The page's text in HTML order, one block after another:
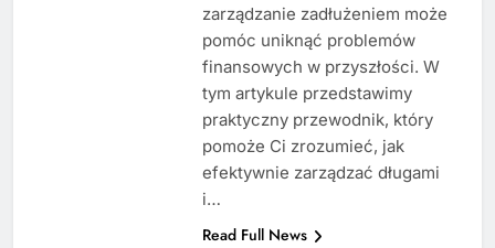
zarządzanie zadłużeniem może
pomóc uniknąć problemów
finansowych w przyszłości. W
tym artykule przedstawimy
praktyczny przewodnik, który
pomoże Ci zrozumieć, jak
efektywnie zarządzać długami
i…
Read Full News